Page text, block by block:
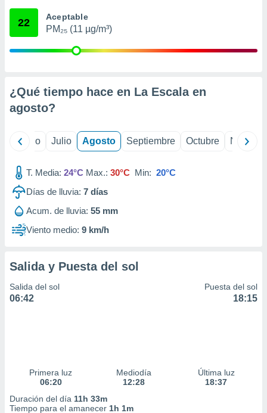
e
publicidad
1199
22 Aceptable
PM₂₅ (11 µg/m³)
¿Qué tiempo hace en La Escala en
agosto?
Junio Julio Agosto Septiembre Octubre
T. Media: 24°C Max.: 30°C Min: 20°C
Días de lluvia: 7 días
Acum. de lluvia: 55 mm
Viento medio: 9 km/h
Salida y Puesta del sol
Salida del sol
06:42
Puesta del sol
18:15
Primera luz
06:20
Mediodía
12:28
Última luz
18:37
Duración del día 11h 33m
Tiempo para el amanecer 1h 1m